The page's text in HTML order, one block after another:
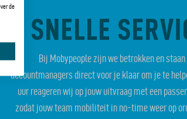
SNELLE
Bij Mobypeople zijn we betrokken en staan
accountmanagers direct voor je klaar om je te
uur reageren wij op jouw uitvraag met een
zodat jouw team mobiliteit in no-time weer op
de